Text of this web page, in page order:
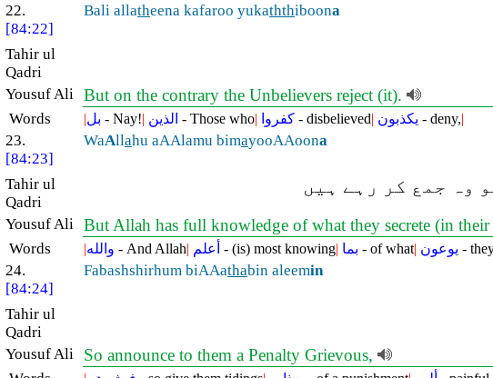
22.
[84:22]
Bali allatheena kafaroo yukaththiboona
Tahir ul
Qadri
Yousuf Ali But on the contrary the Unbelievers reject (it).
Words |بل - Nay!| الذين - Those who| كفروا - disbelieved| يكذبون - deny,|
23.
[84:23]
WaAllahu aAAlamu bimayooAAoona
Tahir ul
Qadri
وہ جمع کر رہے ہیں
Yousuf Ali But Allah has full knowledge of what they secrete (in their
Words |والله - And Allah| أعلم - (is) most knowing| بما - of what| يوعون -
24.
[84:24]
Fabashshirhum biAAathabin aleemin
Tahir ul
Qadri
Yousuf Ali So announce to them a Penalty Grievous,